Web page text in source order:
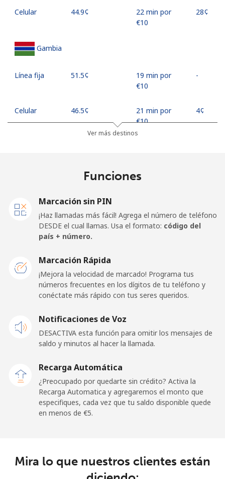
Celular ⁦44.9¢⁩
22 min por
⁦€10⁩
⁦28¢⁩
Gambia
Línea fija ⁦51.5¢⁩
19 min por
⁦€10⁩
-
Celular ⁦46.5¢⁩
21 min por
⁦€10⁩
⁦4¢⁩
⁦23.5¢⁩
42 min por
Celular
⁦€10⁩
Línea fija ⁦1.2¢⁩
833 min por
⁦€10⁩
Ghana
Línea fija ⁦25.9¢⁩
⁦€10⁩
⁦19.5¢⁩
51 min por
-
Ver más destinos
Funciones
Marcación sin PIN
¡Haz llamadas más fácil! Agrega el número de teléfono
DESDE el cual llamas. Usa el formato: código del
país + número.
Marcación Rápida
¡Mejora la velocidad de marcado! Programa tus
números frecuentes en los dígitos de tu teléfono y
conéctate más rápido con tus seres queridos.
Notificaciones de Voz
DESACTIVA esta función para omitir los mensajes de
saldo y minutos al hacer la llamada.
Recarga Automática
¿Preocupado por quedarte sin crédito? Activa la
Recarga Automatica y agregaremos el monto que
especifiques, cada vez que tu saldo disponible quede
en menos de ⁦€5⁩.
Mira lo que nuestros clientes están